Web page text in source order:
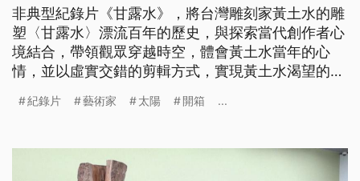
非典型紀錄片《甘露水》，將台灣雕刻家黃土水的雕
塑〈甘露水〉漂流百年的歷史，與探索當代創作者心
境結合，帶領觀眾穿越時空，體會黃土水當年的心
情，並以虛實交錯的剪輯方式，實現黃土水渴望的
紀錄片 藝術家 太陽 開箱 ...